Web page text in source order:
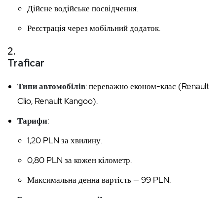
Дійсне водійське посвідчення.
Реєстрація через мобільний додаток.
2.
Traficar
Типи автомобілів: переважно економ-клас (Renault
Clio, Renault Kangoo).
Тарифи:
1,20 PLN за хвилину.
0,80 PLN за кожен кілометр.
Максимальна денна вартість — 99 PLN.